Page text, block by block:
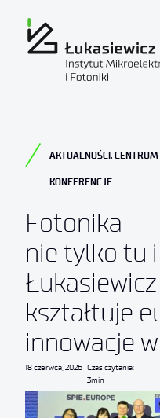
AKTUALNOŚCI,
KONFERENCJE
Fotonika
nie tylko tu
kształtuje
innowacje
18 czerwca, 2026 Czas czytania:
3min